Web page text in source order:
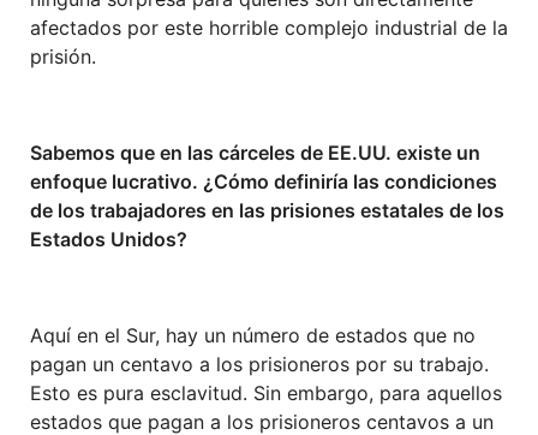
afectados por este horrible complejo industrial de la
prisión.
Sabemos que en las cárceles de EE.UU. existe un
enfoque lucrativo. ¿Cómo definiría las condiciones
de los trabajadores en las prisiones estatales de los
Estados Unidos?
Aquí en el Sur, hay un número de estados que no
pagan un centavo a los prisioneros por su trabajo.
Esto es pura esclavitud. Sin embargo, para aquellos
estados que pagan a los prisioneros centavos a un